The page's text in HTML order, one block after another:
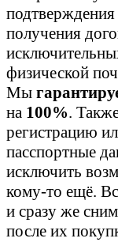
подтверждения
получения
физической
Мы
на 100%.
регистрацию
пасспортные
исключить
кому-то ещё.
и сразу же
после их